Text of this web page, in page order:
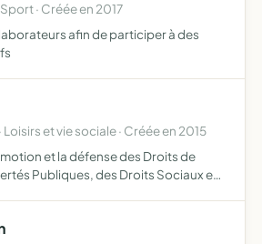
· Créée en 2017
afin de participer à des
Loisirs et vie sociale · Créée en 2015
et la défense des Droits de
Publiques, des Droits Sociaux et